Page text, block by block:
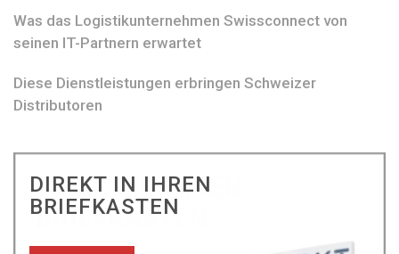
Was das Logistikunternehmen Swissconnect von
seinen IT-Partnern erwartet
Diese Dienstleistungen erbringen Schweizer
Distributoren
DIREKT IN IHREN
BRIEFKASTEN